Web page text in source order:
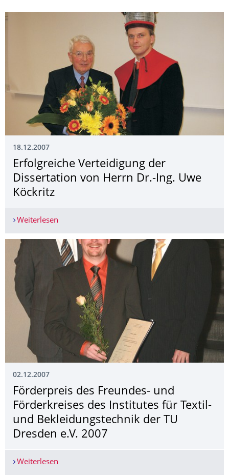
18.12.2007
Erfolgreiche Verteidigung der
Dissertation von Herrn Dr.-Ing. Uwe
Köckritz
Weiterlesen
02.12.2007
Förderpreis des Freundes- und
Förderkreises des Institutes für Textil-
und Bekleidungstechnik der TU
Dresden e.V. 2007
Weiterlesen